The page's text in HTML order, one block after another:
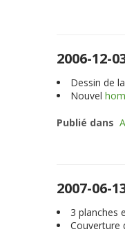
2006-12-
Dessin de
Nouvel
Publié dans
2007-06-
3 planches
Couverture